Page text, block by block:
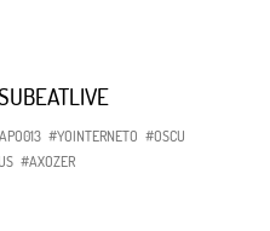
#YOINTERNETO #OSCU
#AXOZER